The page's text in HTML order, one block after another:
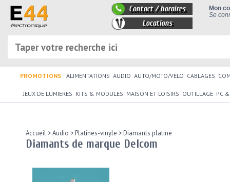
Mon
Se
Contact / horaires
Locations
PROMOTIONS ALIMENTATIONS AUDIO AUTO/MOTO/VELO CABLAGES
JEUX DE LUMIERES KITS & MODULES MAISON ET LOISIRS OUTILLAGE PC
Accueil >Audio >Platines-vinyle >Diamants platine
Diamants de marque Delcom